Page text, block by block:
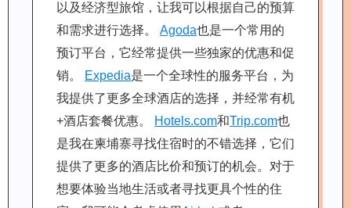
以及经济型旅馆，让我可以根据自己的预算
和需求进行选择。 Agoda也是一个常用的
预订平台，它经常提供一些独家的优惠和促
销。
Expedia是一个全球性的服务平台，为
我提供了更多全球酒店的选择，并经常有机
+酒店套餐优惠。
Hotels.com和Trip.com也
是我在柬埔寨寻找住宿时的不错选择，它们
提供了更多的酒店比价和预订的机会。对于
想要体验当地生活或者寻找更具个性的住